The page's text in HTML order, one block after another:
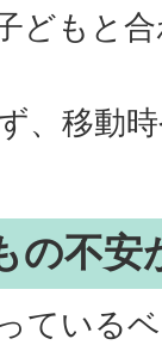
どもと
、移動
の不安
ている